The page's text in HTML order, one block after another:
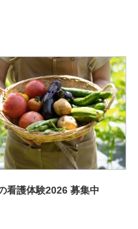
看護体験2026 募集中